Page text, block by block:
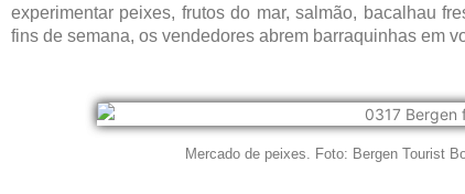
experimentar peixes, frutos do mar, salmão, bacalhau
fins de semana, os vendedores abrem barraquinhas em
Mercado de peixes. Foto: Bergen Tourist